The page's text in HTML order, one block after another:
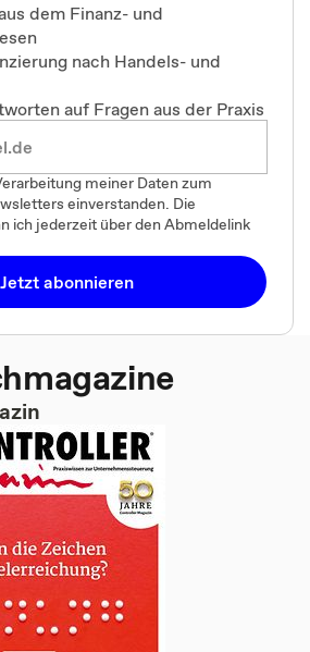
dem Finanz- und
nach Handels- und
auf Fragen aus der Praxis
meiner Daten zum
einverstanden. Die
ich jederzeit über den Abmeldelink
Jetzt abonnieren